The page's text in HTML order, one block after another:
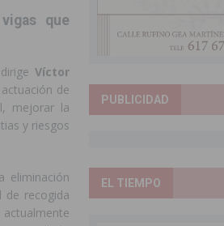
que
dirigeVíctor
de
mejorar la
y riesgos
eliminación
de recogida
PUBLICIDAD
EL TIEMPO